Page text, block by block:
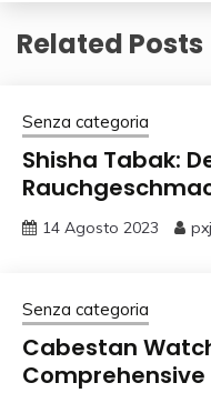
Related Posts
Senza categoria
Shisha Tabak:
14 Agosto 2023
Senza categoria
Cabestan
Comprehensive